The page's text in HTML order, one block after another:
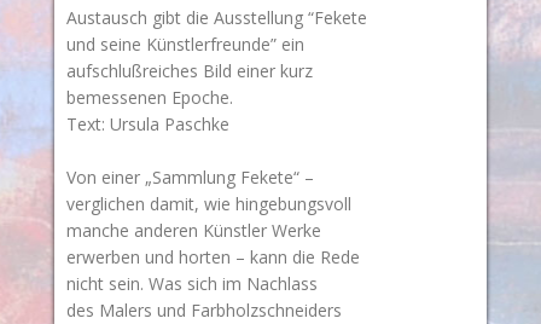
Austausch gibt die Ausstellung “Fekete
und seine Künstlerfreunde” ein
aufschlußreiches Bild einer kurz
bemessenen Epoche.
Text: Ursula Paschke
Von einer „Sammlung Fekete“ –
verglichen damit, wie hingebungsvoll
manche anderen Künstler Werke
erwerben und horten – kann die Rede
nicht sein. Was sich im Nachlass
des Malers und Farbholzschneiders